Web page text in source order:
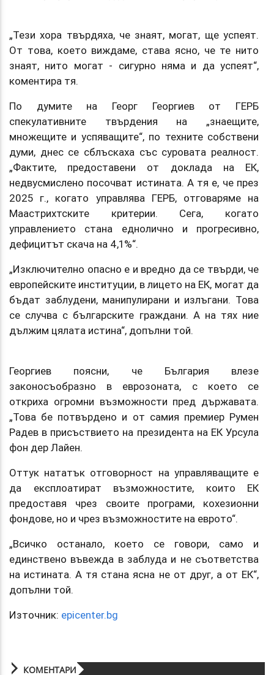
„Тези хора твърдяха, че знаят, могат, ще успеят.
От това, което виждаме, става ясно, че те нито
знаят, нито могат - сигурно няма и да успеят“,
коментира тя.
По думите на Георг Георгиев от ГЕРБ
спекулативните твърдения на „знаещите,
множещите и успяващите“, по техните собствени
думи, днес се сблъскаха със суровата реалност.
„Фактите, предоставени от доклада на ЕК,
недвусмислено посочват истината. А тя е, че през
2025 г., когато управлява ГЕРБ, отговаряме на
Маастрихтските критерии. Сега, когато
управлението стана еднолично и прогресивно,
дефицитът скача на 4,1%“.
„Изключително опасно е и вредно да се твърди, че
европейските институции, в лицето на ЕК, могат да
бъдат заблудени, манипулирани и излъгани. Това
се случва с българските граждани. А на тях ние
дължим цялата истина“, допълни той.
Георгиев поясни, че България влезе
законосъобразно в еврозоната, с което се
откриха огромни възможности пред държавата.
„Това бе потвърдено и от самия премиер Румен
Радев в присъствието на президента на ЕК Урсула
фон дер Лайен.
Оттук нататък отговорност на управляващите е
да експлоатират възможностите, които ЕК
предоставя чрез своите програми, кохезионни
фондове, но и чрез възможностите на еврото“.
„Всичко останало, което се говори, само и
единствено въвежда в заблуда и не съответства
на истината. А тя стана ясна не от друг, а от ЕК“,
допълни той.
Източник: epicenter.bg
КОМЕНТАРИ